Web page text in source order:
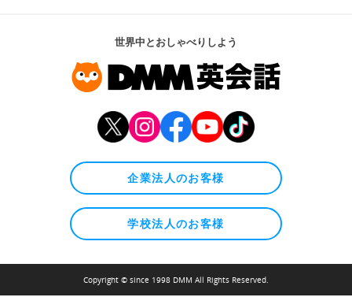
世界中とおしゃべりしよう
企業法人のお客様
学校法人のお客様
Copyright © since 1998 DMM All Rights Reserved.